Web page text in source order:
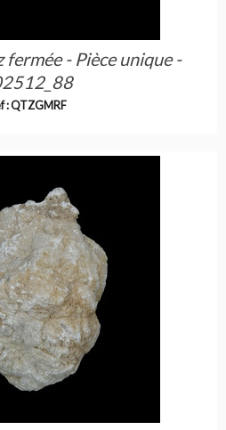
fermée - Pièce unique -
: QTZGMRF